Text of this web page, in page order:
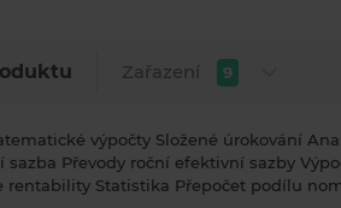
Zařazení 9
výpočty Složené úrokování
sazba Převody roční efektivní sazby
rentability Statistika Přepočet podílu